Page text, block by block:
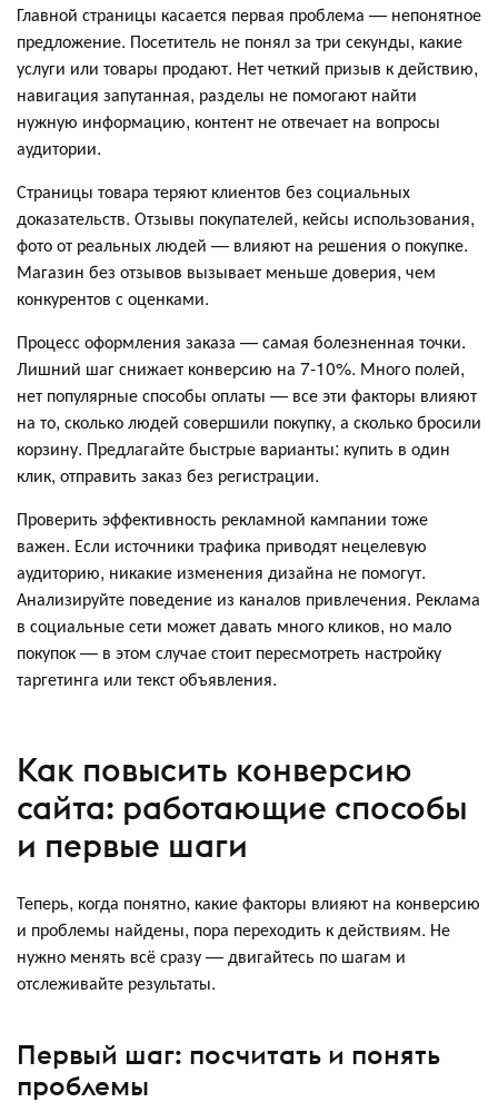
Главной страницы касается первая проблема — непонятное
предложение. Посетитель не понял за три секунды, какие
услуги или товары продают. Нет четкий призыв к действию,
навигация запутанная, разделы не помогают найти
нужную информацию, контент не отвечает на вопросы
аудитории.
Страницы товара теряют клиентов без социальных
доказательств. Отзывы покупателей, кейсы использования,
фото от реальных людей — влияют на решения о покупке.
Магазин без отзывов вызывает меньше доверия, чем
конкурентов с оценками.
Процесс оформления заказа — самая болезненная точки.
Лишний шаг снижает конверсию на 7-10%. Много полей,
нет популярные способы оплаты — все эти факторы влияют
на то, сколько людей совершили покупку, а сколько бросили
корзину. Предлагайте быстрые варианты: купить в один
клик, отправить заказ без регистрации.
Проверить эффективность рекламной кампании тоже
важен. Если источники трафика приводят нецелевую
аудиторию, никакие изменения дизайна не помогут.
Анализируйте поведение из каналов привлечения. Реклама
в социальные сети может давать много кликов, но мало
покупок — в этом случае стоит пересмотреть настройку
таргетинга или текст объявления.
Как повысить конверсию
сайта: работающие способы
и первые шаги
Теперь, когда понятно, какие факторы влияют на конверсию
и проблемы найдены, пора переходить к действиям. Не
нужно менять всё сразу — двигайтесь по шагам и
отслеживайте результаты.
Первый шаг: посчитать и понять
проблемы